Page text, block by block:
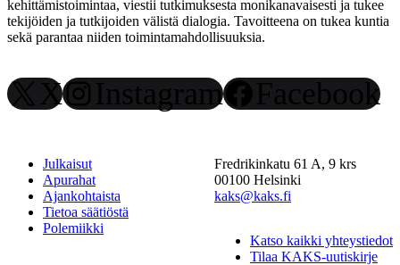
kehittämistoimintaa, viestii tutkimuksesta monikanavaisesti ja tukee
tekijöiden ja tutkijoiden välistä dialogia. Tavoitteena on tukea kuntia
sekä parantaa niiden toimintamahdollisuuksia.
X Instagram Facebook
Julkaisut
Apurahat
Ajankohtaista
Tietoa säätiöstä
Polemiikki
Fredrikinkatu 61 A, 9 krs
00100 Helsinki
kaks@kaks.fi
Katso kaikki yhteystiedot
Tilaa KAKS-uutiskirje